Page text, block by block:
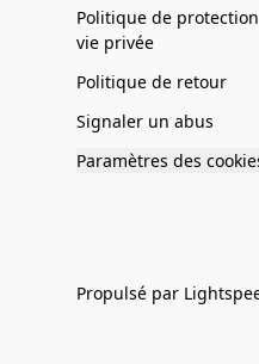
Politique de
vie privée
Politique de retour
Signaler un abus
Paramètres des
Propulsé par